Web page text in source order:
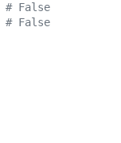
# False
# False